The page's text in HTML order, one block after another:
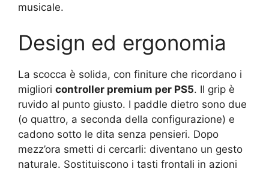
musicale.
Design ed ergonomia
La scocca è solida, con finiture che ricordano i
migliori controller premium per PS5. Il grip è
ruvido al punto giusto. I paddle dietro sono due
(o quattro, a seconda della configurazione) e
cadono sotto le dita senza pensieri. Dopo
mezz’ora smetti di cercarli: diventano un gesto
naturale. Sostituiscono i tasti frontali in azioni